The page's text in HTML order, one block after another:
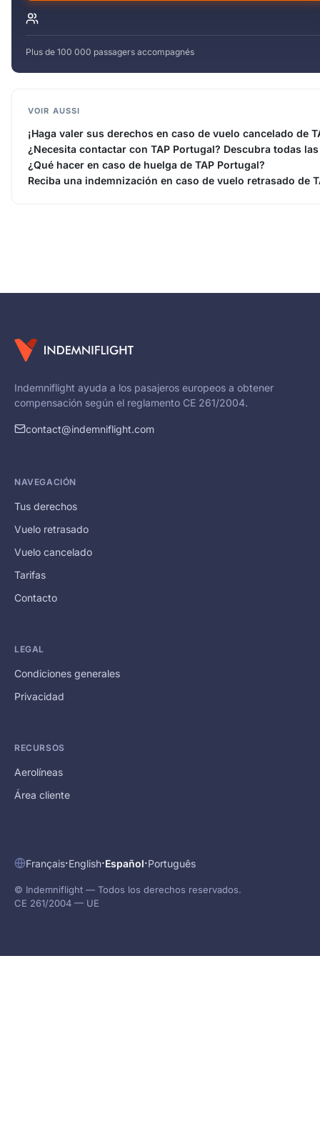
Plus de 100 000 passagers accompagnés
VOIR AUSSI
¡Haga valer sus derechos en caso de vuelo cancelado de
¿Necesita contactar con TAP Portugal? Descubra todas
¿Qué hacer en caso de huelga de TAP Portugal?
Reciba una indemnización en caso de vuelo retrasado de
Indemniflight ayuda a los pasajeros europeos a obtener
compensación según el reglamento CE 261/2004.
contact@indemniflight.com
NAVEGACIÓN
Tus derechos
Vuelo retrasado
Vuelo cancelado
Tarifas
Contacto
LEGAL
Condiciones generales
Privacidad
RECURSOS
Aerolíneas
Área cliente
Français·English·Español·Português
© Indemniflight — Todos los derechos reservados.
CE 261/2004 — UE